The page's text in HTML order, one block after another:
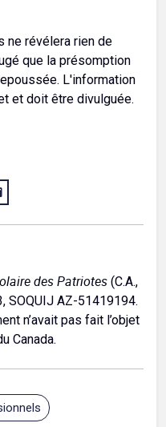
ne révélera rien de
que la présomption
L'information
et doit être divulguée.
des Patriotes (C.A.,
SOQUIJ AZ-51419194.
n’avait pas fait l’objet
Canada.